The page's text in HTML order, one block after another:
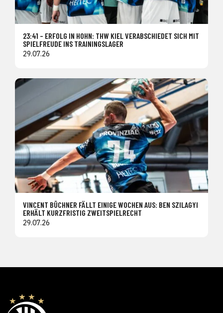
23:41 – ERFOLG IN HOHN: THW KIEL VERABSCHIEDET SICH MIT
SPIELFREUDE INS TRAININGSLAGER
29.07.26
VINCENT BÜCHNER FÄLLT EINIGE WOCHEN AUS: BEN SZILAGYI
ERHÄLT KURZFRISTIG ZWEITSPIELRECHT
29.07.26